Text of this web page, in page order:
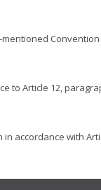
to Article 12,
accordance with